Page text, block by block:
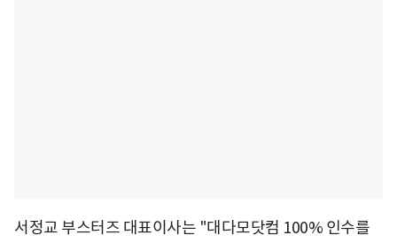
서정교 부스터즈 대표이사는 "대다모닷컴 100% 인수를